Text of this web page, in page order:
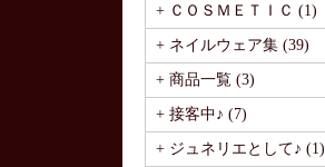
+ ＣＯＳＭＥＴＩＣ (1)
+ ネイルウェア集 (39)
+ 商品一覧 (3)
+ 接客中♪ (7)
+ ジュネリエとして♪ (1)